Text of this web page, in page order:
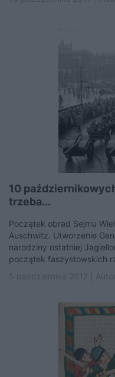
10
trzeba...
Początek obrad Sejmu
Auschwitz. Utworzenie
narodziny ostatniej
początek faszystowskich